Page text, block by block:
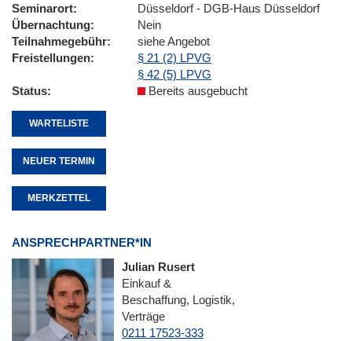
Seminarort
Düsseldorf - DGB-Haus Düsseldorf
Übernachtung
Nein
Teilnahmegebühr
siehe Angebot
Freistellungen
§ 21 (2) LPVG
§ 42 (5) LPVG
Status
Bereits ausgebucht
WARTELISTE
NEUER TERMIN
MERKZETTEL
ANSPRECHPARTNER*IN
Julian Rusert
Einkauf &
Beschaffung, Logistik,
Verträge
0211 17523-333